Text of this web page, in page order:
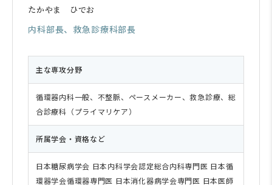
たかやま ひでお
内科部長、救急診療科部長
主な専攻分野
循環器内科一般、不整脈、ペースメーカー、救急診療、総
合診療科（プライマリケア）
所属学会・資格など
日本糖尿病学会 日本内科学会認定総合内科専門医 日本循
環器学会循環器専門医 日本消化器病学会専門医 日本医師